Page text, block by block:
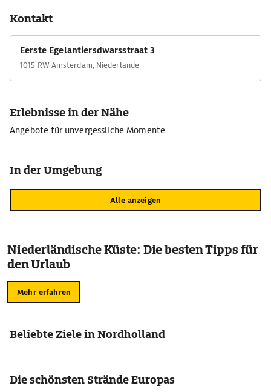
Kontakt
Eerste Egelantiersdwarsstraat 3
1015 RW Amsterdam, Niederlande
Erlebnisse in der Nähe
Angebote für unvergessliche Momente
In der Umgebung
Alle anzeigen
Niederländische Küste: Die besten Tipps für
den Urlaub
Mehr erfahren
Beliebte Ziele in Nordholland
Die schönsten Strände Europas